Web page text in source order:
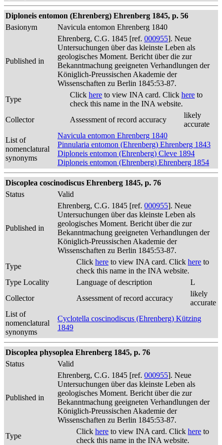
Diploneis entomon (Ehrenberg) Ehrenberg 1845, p. 56
Basionym
Navicula entomon Ehrenberg 1840
Published in
Ehrenberg, C.G. 1845 [ref. 000955]. Neue
Untersuchungen über das kleinste Leben als
geologisches Moment. Bericht über die zur
Bekanntmachung geeigneten Verhandlungen der
Königlich-Preussischen Akademie der
Wissenschaften zu Berlin 1845:53-87.
Type
Click here to view INA card. Click here to
check this name in the INA website.
Collector
Assessment of record accuracy
likely
accurate
List of
nomenclatural
synonyms
Navicula entomon Ehrenberg 1840
Pinnularia entomon (Ehrenberg) Ehrenberg 1843
Diploneis entomon (Ehrenberg) Cleve 1894
Diploneis entomon (Ehrenberg) Ehrenberg 1854
Discoplea coscinodiscus Ehrenberg 1845, p. 76
Status
Valid
Published in
Ehrenberg, C.G. 1845 [ref. 000955]. Neue
Untersuchungen über das kleinste Leben als
geologisches Moment. Bericht über die zur
Bekanntmachung geeigneten Verhandlungen der
Königlich-Preussischen Akademie der
Wissenschaften zu Berlin 1845:53-87.
Type
Click here to view INA card. Click here to
check this name in the INA website.
Type Locality
Language of description
L
Collector
Assessment of record accuracy
likely
accurate
List of
nomenclatural
synonyms
Cyclotella coscinodiscus (Ehrenberg) Kützing
1849
Discoplea physoplea Ehrenberg 1845, p. 76
Status
Valid
Published in
Ehrenberg, C.G. 1845 [ref. 000955]. Neue
Untersuchungen über das kleinste Leben als
geologisches Moment. Bericht über die zur
Bekanntmachung geeigneten Verhandlungen der
Königlich-Preussischen Akademie der
Wissenschaften zu Berlin 1845:53-87.
Type
Click here to view INA card. Click here to
check this name in the INA website.